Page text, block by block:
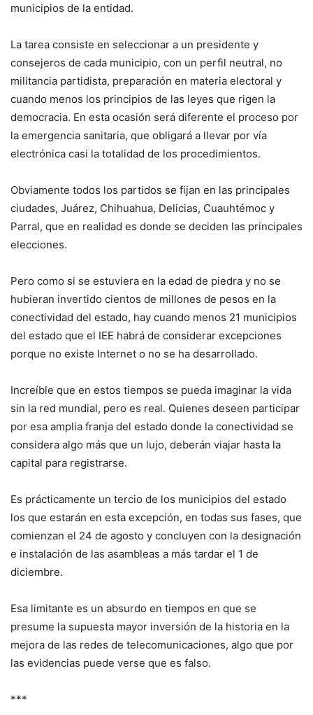
municipios de la entidad.
La tarea consiste en seleccionar a un presidente y
consejeros de cada municipio, con un perfil neutral, no
militancia partidista, preparación en materia electoral y
cuando menos los principios de las leyes que rigen la
democracia. En esta ocasión será diferente el proceso por
la emergencia sanitaria, que obligará a llevar por vía
electrónica casi la totalidad de los procedimientos.
Obviamente todos los partidos se fijan en las principales
ciudades, Juárez, Chihuahua, Delicias, Cuauhtémoc y
Parral, que en realidad es donde se deciden las principales
elecciones.
Pero como si se estuviera en la edad de piedra y no se
hubieran invertido cientos de millones de pesos en la
conectividad del estado, hay cuando menos 21 municipios
del estado que el IEE habrá de considerar excepciones
porque no existe Internet o no se ha desarrollado.
Increíble que en estos tiempos se pueda imaginar la vida
sin la red mundial, pero es real. Quienes deseen participar
por esa amplia franja del estado donde la conectividad se
considera algo más que un lujo, deberán viajar hasta la
capital para registrarse.
Es prácticamente un tercio de los municipios del estado
los que estarán en esta excepción, en todas sus fases, que
comienzan el 24 de agosto y concluyen con la designación
e instalación de las asambleas a más tardar el 1 de
diciembre.
Esa limitante es un absurdo en tiempos en que se
presume la supuesta mayor inversión de la historia en la
mejora de las redes de telecomunicaciones, algo que por
las evidencias puede verse que es falso.
***